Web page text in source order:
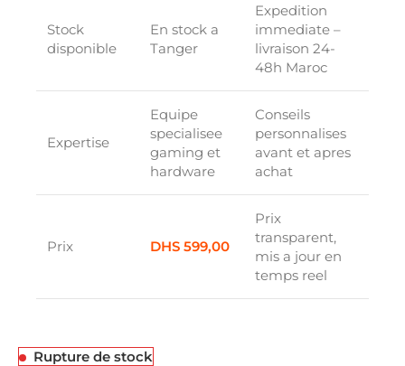
Stock
disponible
En stock a
Tanger
Expedition
immediate –
livraison 24-
48h Maroc
Expertise
Equipe
specialisee
gaming et
hardware
Conseils
personnalises
avant et apres
achat
Prix DHS 599,00
Prix
transparent,
mis a jour en
temps reel
Rupture de stock